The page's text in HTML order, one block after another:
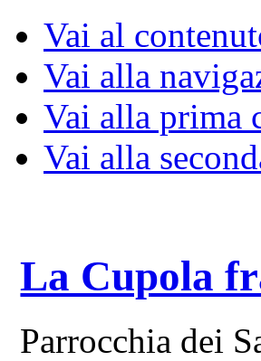
Vai al
Vai alla
Vai alla prima
Vai alla
La Cupola
Parrocchia dei